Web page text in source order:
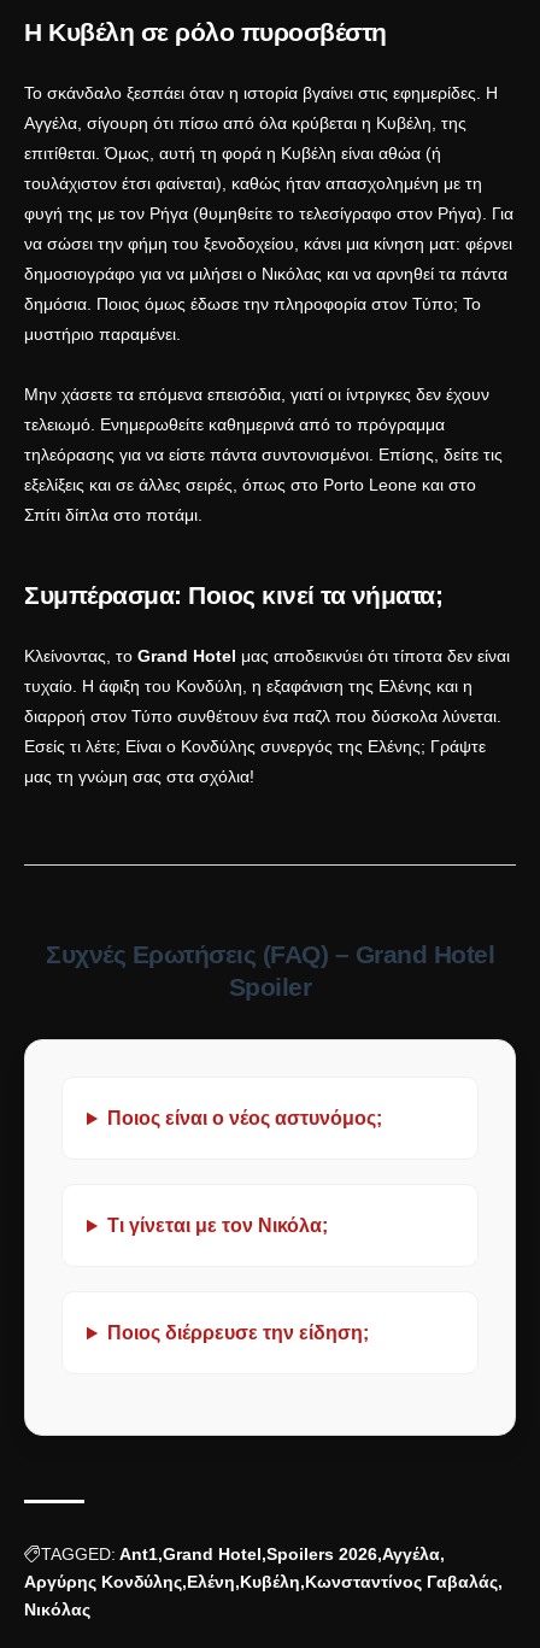
Η Κυβέλη σε ρόλο πυροσβέστη
Το σκάνδαλο ξεσπάει όταν η ιστορία βγαίνει στις εφημερίδες. Η
Αγγέλα, σίγουρη ότι πίσω από όλα κρύβεται η Κυβέλη, της
επιτίθεται. Όμως, αυτή τη φορά η Κυβέλη είναι αθώα (ή
τουλάχιστον έτσι φαίνεται), καθώς ήταν απασχολημένη με τη
φυγή της με τον Ρήγα (θυμηθείτε το τελεσίγραφο στον Ρήγα). Για
να σώσει την φήμη του ξενοδοχείου, κάνει μια κίνηση ματ: φέρνει
δημοσιογράφο για να μιλήσει ο Νικόλας και να αρνηθεί τα πάντα
δημόσια. Ποιος όμως έδωσε την πληροφορία στον Τύπο; Το
μυστήριο παραμένει.
Μην χάσετε τα επόμενα επεισόδια, γιατί οι ίντριγκες δεν έχουν
τελειωμό. Ενημερωθείτε καθημερινά από το πρόγραμμα
τηλεόρασης για να είστε πάντα συντονισμένοι. Επίσης, δείτε τις
εξελίξεις και σε άλλες σειρές, όπως στο Porto Leone και στο
Σπίτι δίπλα στο ποτάμι.
Συμπέρασμα: Ποιος κινεί τα νήματα;
Κλείνοντας, το Grand Hotel μας αποδεικνύει ότι τίποτα δεν είναι
τυχαίο. Η άφιξη του Κονδύλη, η εξαφάνιση της Ελένης και η
διαρροή στον Τύπο συνθέτουν ένα παζλ που δύσκολα λύνεται.
Εσείς τι λέτε; Είναι ο Κονδύλης συνεργός της Ελένης; Γράψτε
μας τη γνώμη σας στα σχόλια!
Συχνές Ερωτήσεις (FAQ) – Grand Hotel
Spoiler
Ποιος είναι ο νέος αστυνόμος;
Τι γίνεται με τον Νικόλα;
Ποιος διέρρευσε την είδηση;
TAGGED: Ant1 Grand Hotel Spoilers 2026 Αγγέλα
Αργύρης Κονδύλης Ελένη Κυβέλη Κωνσταντίνος Γαβαλάς
Νικόλας